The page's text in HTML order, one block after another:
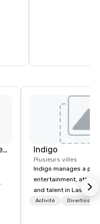
Circus Circus Hotel & the Festival Grounds Indigo
Plusieurs villes
Indigo manages a
entertainment,
and talent in Las
and Atlantic City. We
Activité